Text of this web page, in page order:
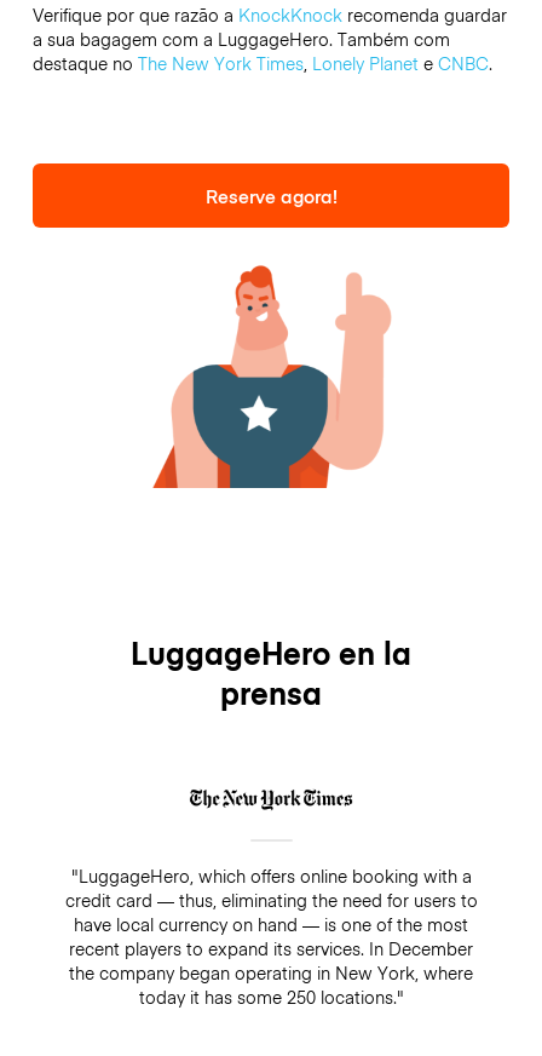
Verifique por que razão a KnockKnockrecomenda guardar
a sua bagagem com a LuggageHero. Também com
destaque no The New York Times, Lonely Planete CNBC.
Reserve agora!
LuggageHero en la
prensa
"LuggageHero, which offers online booking with a
credit card — thus, eliminating the need for users to
have local currency on hand — is one of the most
recent players to expand its services. In December
the company began operating in New York, where
today it has some 250 locations."